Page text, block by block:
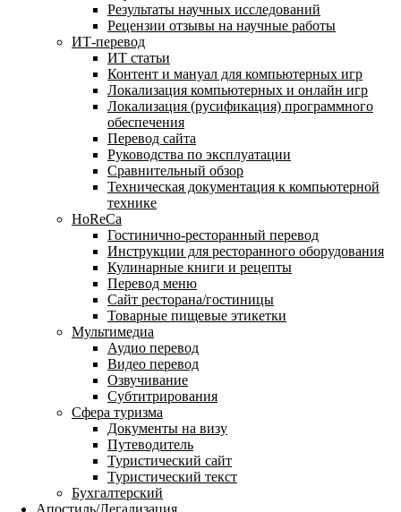
Результаты научных исследований
Рецензии отзывы на научные работы
ИТ-перевод
ИТ статьи
Контент и мануал для компьютерных игр
Локализация компьютерных и онлайн игр
Локализация (русификация) программного
обеспечения
Перевод сайта
Руководства по эксплуатации
Сравнительный обзор
Техническая документация к компьютерной
технике
HoReCa
Гостинично-ресторанный перевод
Инструкции для ресторанного оборудования
Кулинарные книги и рецепты
Перевод меню
Сайт ресторана/гостиницы
Товарные пищевые этикетки
Мультимедиа
Аудио перевод
Видео перевод
Озвучивание
Субтитрирования
Сфера туризма
Документы на визу
Путеводитель
Туристический сайт
Туристический текст
Бухгалтерский
Апостиль/Легализация